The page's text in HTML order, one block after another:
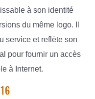
à son identité
du même logo. Il
service et reflète son
pour fournir un accès
à Internet.